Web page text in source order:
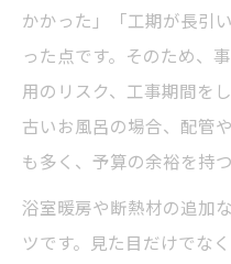
かかった」「工期が長引
った点です。そのため、
用のリスク、工事期間を
古いお風呂の場合、配管
も多く、予算の余裕を持
浴室暖房や断熱材の追加
ツです。見た目だけでな